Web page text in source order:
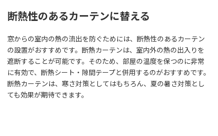
断熱性のあるカーテンに替える
窓からの室内の熱の流出を防ぐためには、断熱性のあるカーテン
の設置がおすすめです。断熱カーテンは、室内外の熱の出入りを
遮断することが可能です。そのため、部屋の温度を保つのに非常
に有効で、断熱シート・隙間テープと併用するのがおすすめです。
断熱カーテンは、寒さ対策としてはもちろん、夏の暑さ対策とし
ても効果が期待できます。